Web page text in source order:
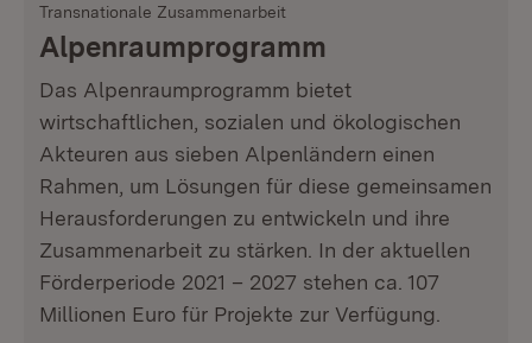
Transnationale Zusammenarbeit
Alpenraum­programm
Das Alpenraumprogramm bietet
wirtschaftlichen, sozialen und ökologischen
Akteuren aus sieben Alpenländern einen
Rahmen, um Lösungen für diese gemeinsamen
Herausforderungen zu entwickeln und ihre
Zusammenarbeit zu stärken. In der aktuellen
Förderperiode 2021 – 2027 stehen ca. 107
Millionen Euro für Projekte zur Verfügung.